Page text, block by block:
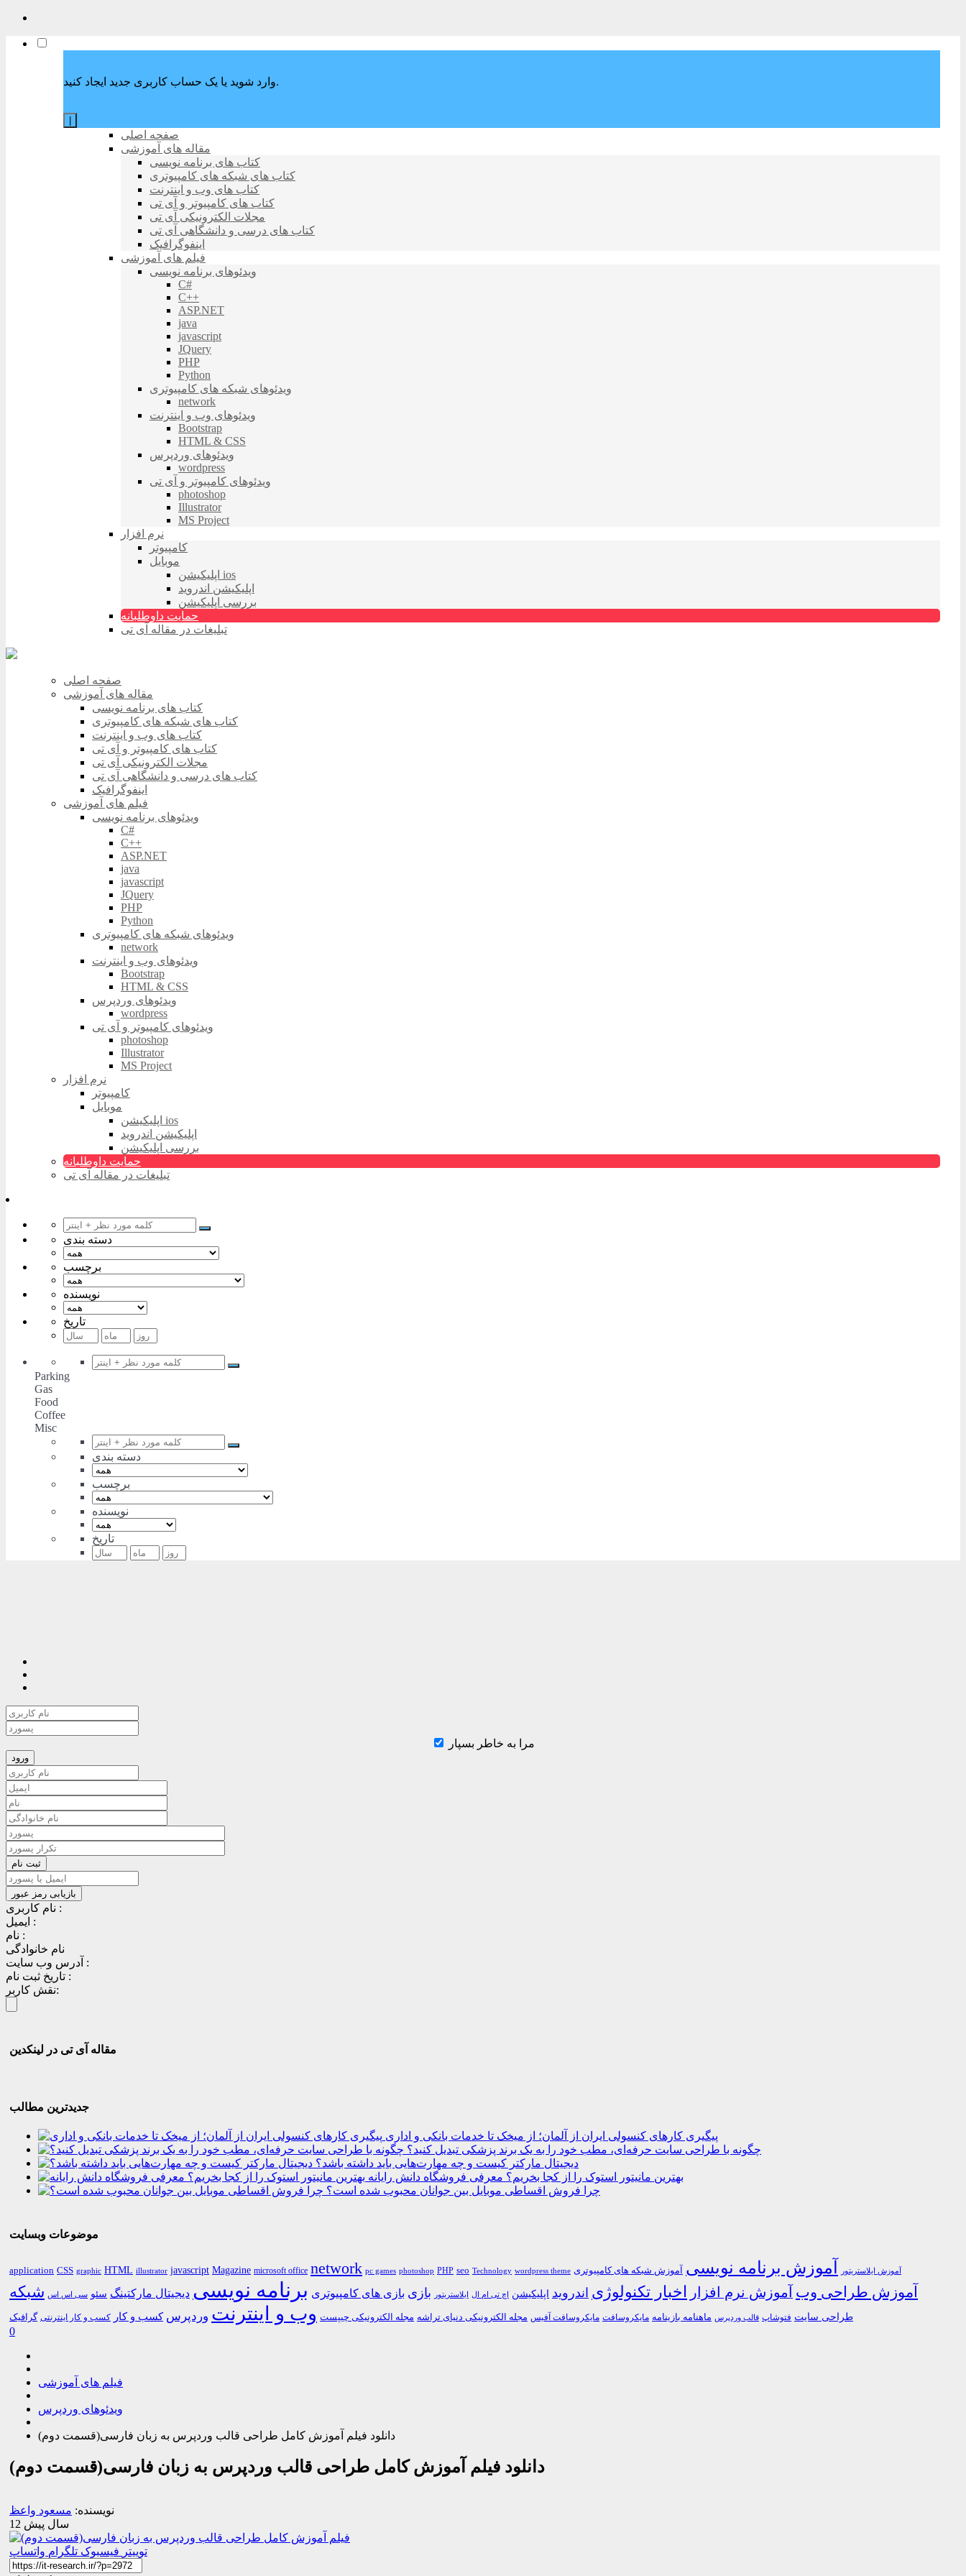
وارد شوید یا یک حساب کاربری جدید ایجاد کنید.
صفحه اصلی
مقاله های آموزشی
کتاب های برنامه نویسی
کتاب های شبکه های کامپیوتری
کتاب های وب و اینترنت
کتاب های کامپیوتر و آی تی
مجلات الکترونیکی آی تی
کتاب های درسی و دانشگاهی آی تی
اینفوگرافیک
فیلم های آموزشی
ویدئوهای برنامه نویسی
C#
C++
ASP.NET
java
javascript
JQuery
PHP
Python
ویدئوهای شبکه های کامپیوتری
network
ویدئوهای وب و اینترنت
Bootstrap
HTML & CSS
ویدئوهای وردپرس
wordpress
ویدئوهای کامپیوتر و آی تی
photoshop
Illustrator
MS Project
نرم افزار
کامپیوتر
موبایل
اپلیکیشن ios
اپلیکیشن اندروید
بررسی اپلیکیشن
حمایت داوطلبانه
تبلیغات در مقاله آی تی
صفحه اصلی
مقاله های آموزشی
کتاب های برنامه نویسی
کتاب های شبکه های کامپیوتری
کتاب های وب و اینترنت
کتاب های کامپیوتر و آی تی
مجلات الکترونیکی آی تی
کتاب های درسی و دانشگاهی آی تی
اینفوگرافیک
فیلم های آموزشی
ویدئوهای برنامه نویسی
C#
C++
ASP.NET
java
javascript
JQuery
PHP
Python
ویدئوهای شبکه های کامپیوتری
network
ویدئوهای وب و اینترنت
Bootstrap
HTML & CSS
ویدئوهای وردپرس
wordpress
ویدئوهای کامپیوتر و آی تی
photoshop
Illustrator
MS Project
نرم افزار
کامپیوتر
موبایل
اپلیکیشن ios
اپلیکیشن اندروید
بررسی اپلیکیشن
حمایت داوطلبانه
تبلیغات در مقاله آی تی
دسته بندی
برچسب
نویسنده
تاریخ
Parking
Gas
Food
Coffee
Misc
دسته بندی
برچسب
نویسنده
تاریخ
مرا به خاطر بسپار
نام کاربری :
ایمیل :
نام :
نام خانوادگی
آدرس وب سایت :
تاریخ ثبت نام :
نقش کاربر:
مقاله آی تی در لینکدین
جدیدترین مطالب
پیگیری کارهای کنسولی ایران از آلمان؛ از میخک تا خدمات بانکی و اداری
چگونه با طراحی سایت حرفه‌ای، مطب خود را به یک برند پزشکی تبدیل کنید؟
دیجیتال مارکتر کیست و چه مهارت‌هایی باید داشته باشد؟
بهترین مانیتور استوک را از کجا بخریم؟ معرفی فروشگاه دانش رایانه
چرا فروش اقساطی موبایل بین جوانان محبوب شده است؟
موضوعات وبسایت
application CSS graphic HTML illustrator javascript Magazine microsoft office network pc games photoshop PHP seo Technology wordpress theme آموزش ایلاستریتور آموزش برنامه نویسی آموزش شبکه های کامپیوتری
آموزش طراحی وب آموزش نرم افزار اخبار تکنولوژی اندروید اپلیکیشن اچ تی ام ال ایلاستریتور بازی بازی های کامپیوتری برنامه نویسی دیجیتال مارکتینگ سئو سی اس اس شبکه
طراحی سایت فتوشاپ قالب وردپرس ماهنامه بازینامه مایکروسافت مایکروسافت آفیس مجله الکترونیکی دنیای تراشه مجله الکترونیکی چیپست وب و اینترنت وردپرس کسب و کار کسب و کار اینترنتی گرافیک
0
فیلم های آموزشی
ویدئوهای وردپرس
دانلود فیلم آموزش کامل طراحی قالب وردپرس به زبان فارسی(قسمت دوم)
دانلود فیلم آموزش کامل طراحی قالب وردپرس به زبان فارسی(قسمت دوم)
نویسنده: مسعود واعظ
12 سال پیش
توییتر فیسبوک تلگرام واتساپ